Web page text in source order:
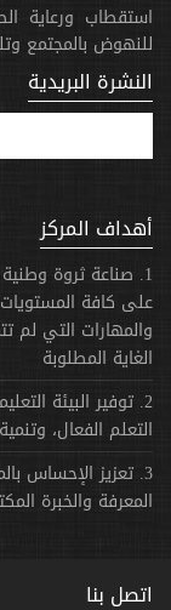
استقطاب ورعاية
للنهوض بالمجتمع
النشرة البريدية
أهداف المركز
1. صناعة ثروة
على كافة
والمهارات التي لم
الغاية المطلوبة
2. توفير البيئة
التعلم الفعال،
3. تعزيز الإحساس
المعرفة والخبرة
اتصل بنا